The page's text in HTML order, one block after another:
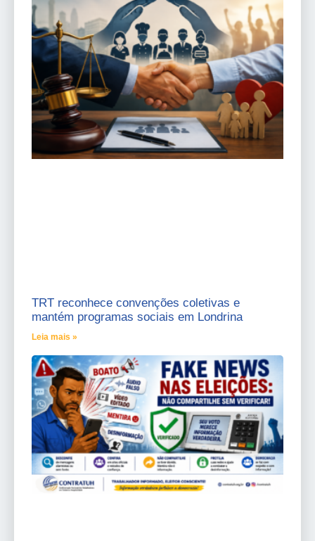
TRT reconhece convenções coletivas e
mantém programas sociais em Londrina
Leia mais »